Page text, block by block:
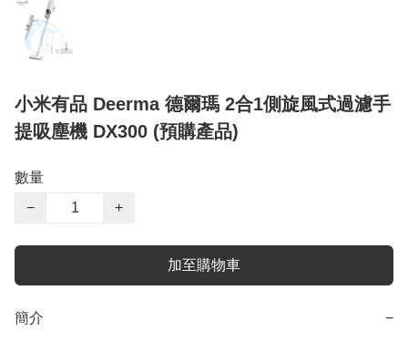
小米有品 Deerma 德爾瑪 2合1側旋風式過濾手
提吸塵機 DX300 (預購產品)
數量
−
+
加至購物車
簡介 −